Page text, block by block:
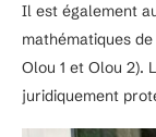
Il est également
mathématiques
Olou 1 et Olou 2).
juridiquement